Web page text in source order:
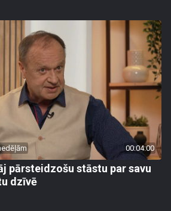
00:04:00
pārsteidzošu stāstu par savu
dzīvē